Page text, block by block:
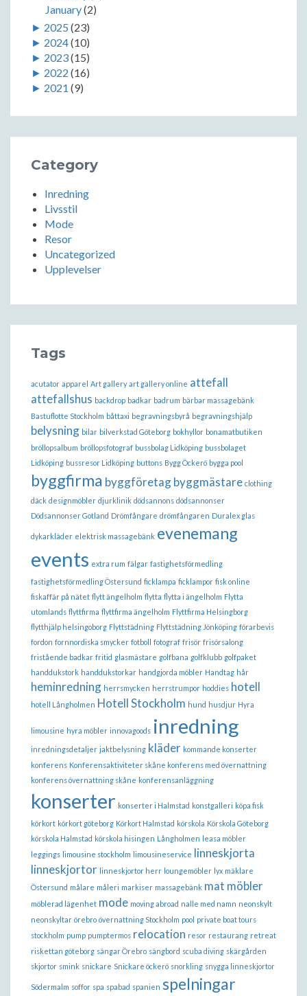
January(2)
► 2025 (23)
► 2024(10)
► 2023(15)
► 2022 (16)
► 2021 (9)
Category
Inredning
Livsstil
Mode
Resor
Uncategorized
Upplevelser
Tags
acutator apparel Art gallery art gallery online attefall
attefallshus backdrop badkar badrum bärbar massagebänk
Bastuflotte Stockholm båttaxi begravningsbyrå begravningshjälp
belysning bilar bilverkstad Göteborg bokhyllor bonamatbutiken
bröllopsalbum bröllopsfotograf bussbolag Lidköping bussbolaget
Lidköping bussresor Lidköping buttons Bygg Öckerö bygga pool
byggfirma byggföretagbyggmästare clothing
däck designmöbler djurklinik dödsannons dödsannonser
Dödsannonser Gotland Drömfångare drömfångaren Duralex glas
dykarkläder elektrisk massagebänk evenemang
events extra rum fälgar fastighetsförmedling
fastighetsförmedling Östersund ficklampa ficklampor fisk online
fiskaffär på nätet flytt ängelholm flytta flytta i ängelholm Flytta
utomlands flyttfirma flyttfirma ängelholm Flyttfirma Helsingborg
flytthjälp helsingoborg Flyttstädning Flyttstädning Jönköping förarbevis
fordon fornnordiska smycker fotboll fotograf frisör frisörsalong
fristående badkar fritid glasmästare golfbana golfklubb golfpaket
handdukstork handdukstorkar handgjorda möbler Handtag hår
heminredning herrsmycken herrstrumpor hoddies hotell
hotell Långholmen Hotell Stockholm hund husdjur Hyra
limousine hyra möbler innovagoods inredning
inredningsdetaljer jaktbelysning kläder kommande konserter
konferens Konferensaktiviteter skåne konferens med övernattning
konferens övernattning skåne konferensanläggning
konserter konserter i Halmstad konstgalleri köpa fisk
körkort körkort göteborg Körkort Halmstad körskola Körskola Göteborg
körskola Halmstad körskola hisingen Långholmen leasa möbler
leggings limousine stockholm limousineservice linneskjorta
linneskjortor linneskjortor herr loungemöbler lyx mäklare
Östersund målare måleri markiser massagebänk mat möbler
möblerad lägenhet mode moving abroad nalle med namn neonskylt
neonskyltar örebro övernattning Stockholm pool private boat tours
stockholm pump pumptermos relocation resor restaurang retreat
riskettan göteborg sängar Örebro sängbord scuba diving skärgården
skjortor smink snickare Snickare öckerö snorkling snygga linneskjortor
Södermalm soffor spa spabad spanien spelningar